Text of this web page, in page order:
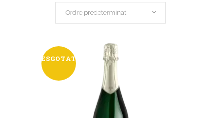
Ordre predeterminat
ESGOTAT